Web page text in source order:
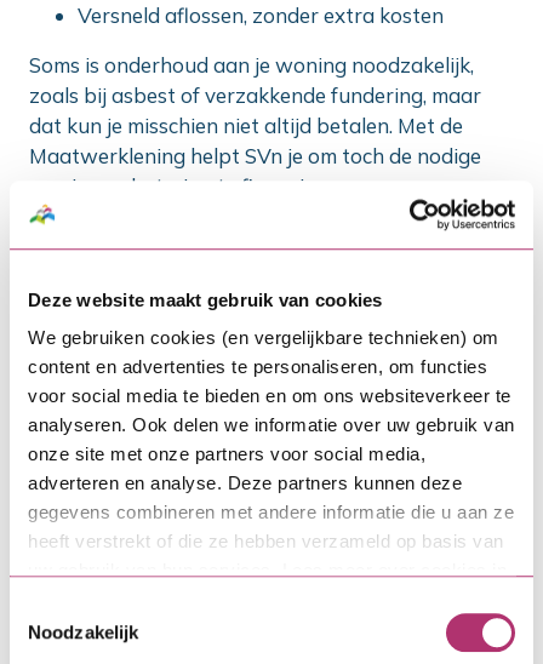
Deze website maakt gebruik van cookies
We gebruiken cookies (en vergelijkbare technieken) om
content en advertenties te personaliseren, om functies
voor social media te bieden en om ons websiteverkeer te
analyseren. Ook delen we informatie over uw gebruik van
onze site met onze partners voor social media,
adverteren en analyse. Deze partners kunnen deze
gegevens combineren met andere informatie die u aan ze
heeft verstrekt of die ze hebben verzameld op basis van
Noodzakelijk
Versneld aflossen, zonder extra kosten
Soms is onderhoud aan je woning noodzakelijk,
zoals bij asbest of verzakkende fundering, maar
dat kun je misschien niet altijd betalen. Met de
Maatwerklening helpt SVn je om toch de nodige
woningverbetering te financieren.
Hoe zit de Maatwerklening in
De SVn Maatwerklening is een hypothecaire lening
en bestaat uit twee delen die onlosmakelijk met
elkaar verbonden zijn:
Leningdeel 1: de Maatwerklening. Dit deel los
je tijdens de looptijd annuïtair af. Dit betekent
dat je elke maand hetzelfde bedrag betaalt
aan aflossing en rente. Dit bedrag wordt ook
wel annuïteit genoemd.
zolang je de maandlasten voor de beide delen